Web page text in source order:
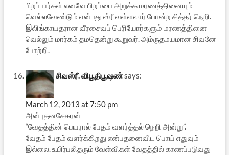
பிறப்பார்கள் எனவே பிறப்பை அறுக்க மரணத்தினையும்
வெல்லவேண்டும் என்பது ஸ்ரீ வள்ளலார் போன்ற சித்தர் நெறி.
இலிங்காயதரான வீரசைவப் பெரியோர்களும் மரணத்தினை
வெல்லும் மார்கம் தமதென்று கூறுவர். அம்ருதமயமான சிவனே
போற்றி.
சிவஸ்ரீ. விபூதிபூஷண்says:
March 12, 2013 at 7:50 pm
அன்புதனசேகரன்
“வேதத்தின் பெயரால் பேதம் வளர்த்தல் நெறி அன்று”.
வேதம் பேதம் வளர்க்கிறது என்பதனைவிட பொய் எதுவும்
இல்லை. உயிர்பலிதரும் வேள்விகள் வேதத்தில் காணப்படுவது